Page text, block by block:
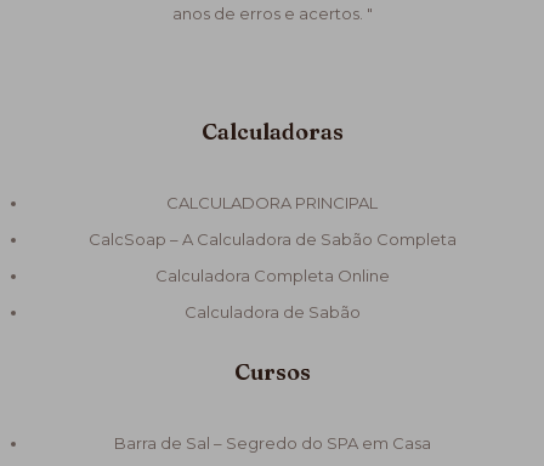
anos de erros e acertos. "
Calculadoras
CALCULADORA PRINCIPAL
CalcSoap – A Calculadora de Sabão Completa
Calculadora Completa Online
Calculadora de Sabão
Cursos
Barra de Sal – Segredo do SPA em Casa